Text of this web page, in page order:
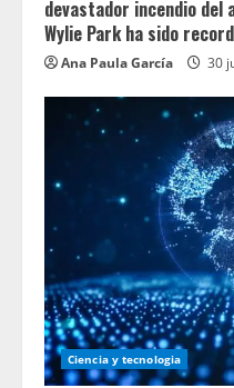
devastador incendio del
Wylie Park ha sido
Ana Paula García 30
Ciencia y tecnologia